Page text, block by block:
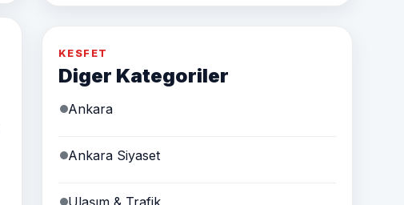
KESFET
Diger Kategoriler
Ankara
Ankara Siyaset
Ulaşım & Trafik